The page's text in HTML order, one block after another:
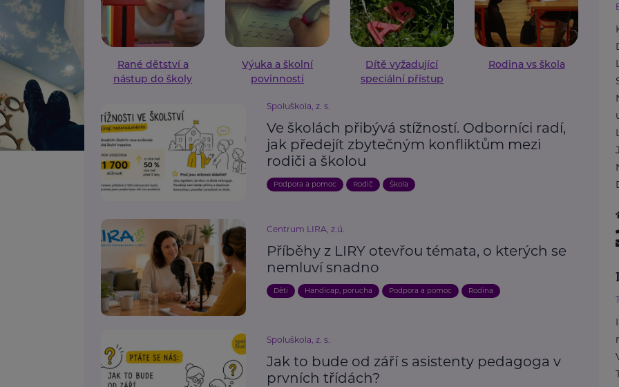
Rané dětství a
nástup do školy
Výuka a školní
povinnosti
Dítě vyžadující
speciální přístup
Rodina vs škola
Spoluškola, z. s.
Ve školách přibývá stížností. Odborníci radí,
jak předejít zbytečným konfliktům mezi
rodiči a školou
Podpora a pomoc Rodič Škola
Centrum LIRA, z.ú.
Příběhy z LIRY otevřou témata, o kterých se
nemluví snadno
Děti Handicap, porucha Podpora a pomoc Rodina
Spoluškola, z. s.
Jak to bude od září s asistenty pedagoga v
prvních třídách?